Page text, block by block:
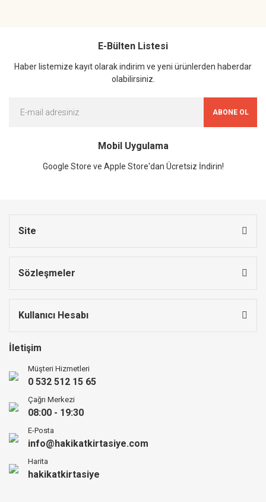
E-Bülten Listesi
Haber listemize kayıt olarak indirim ve yeni ürünlerden haberdar
olabilirsiniz.
ABONE OL
Mobil Uygulama
Google Store ve Apple Store'dan Ücretsiz İndirin!
Site
Sözleşmeler
Kullanıcı Hesabı
İletişim
Müşteri Hizmetleri
0 532 512 15 65
Çağrı Merkezi
08:00 - 19:30
E-Posta
info@hakikatkirtasiye.com
Harita
hakikatkirtasiye